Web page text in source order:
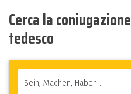
Cerca la
tedesco